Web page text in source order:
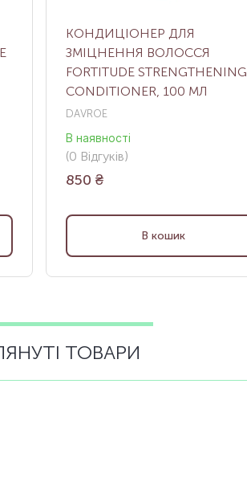
КОНДИЦІОНЕР ДЛЯ
ЗМІЦНЕННЯ ВОЛОССЯ
FORTITUDE STRENGTHENING
CONDITIONER, 100 МЛ
DAVROE
В наявності
(0 Відгуків)
850 ₴
В кошик
ТОВАРИ